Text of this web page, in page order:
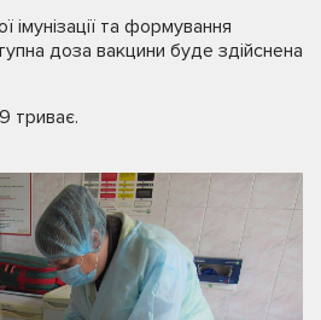
та формування
доза вакцини буде здійснена
триває.